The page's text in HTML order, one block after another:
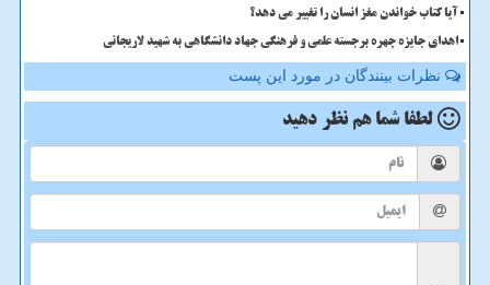
آیا کتاب خواندن مغز انسان را تغییر می دهد؟
اهدای جایزه چهره برجسته علمی و فرهنگی جهاد دانشگاهی به شهید لاریجانی
نظرات بینندگان در مورد این پست
لطفا شما هم نظر دهید